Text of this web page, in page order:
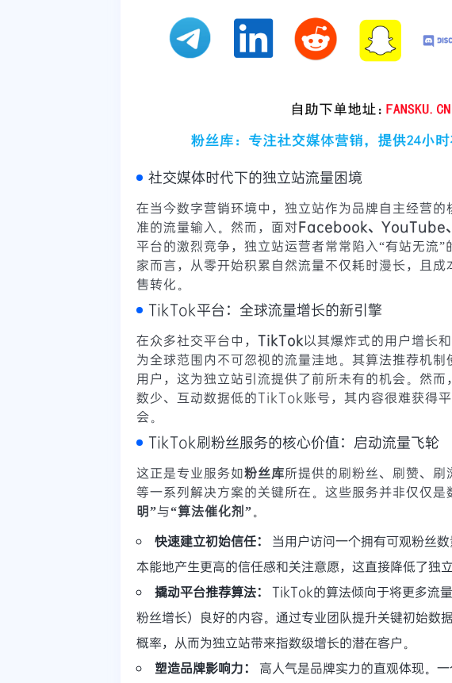
社交媒体时代下的独立站流量困境
在当今数字营销环境中，独立站作为品牌自主经营
准的流量输入。然而，面对Facebook、
平台的激烈竞争，独立站运营者常常陷入“有站无流
家而言，从零开始积累自然流量不仅耗时漫长，且
售转化。
TikTok平台：全球流量增长的新引擎
在众多社交平台中， TikTok以其爆炸式的用户增长
为全球范围内不可忽视的流量洼地。其算法推荐机
用户，这为独立站引流提供了前所未有的机会。然而，
数少、互动数据低的TikTok账号，其内容很难获得
会。
TikTok刷粉丝服务的核心价值：启动流量飞轮
这正是专业服务如粉丝库所提供的刷粉丝、刷赞、刷
等一系列解决方案的关键所在。这些服务并非仅仅是
明”与“算法催化剂”。
快速建立初始信任：
当用户访问一个拥有可观粉丝
本能地产生更高的信任感和关注意愿，这直接降低了独立
撬动平台推荐算法：
TikTok的算法倾向于将更多流
粉丝增长）良好的内容。通过专业团队提升关键初始数
概率，从而为独立站带来指数级增长的潜在客户。
塑造品牌影响力：
高人气是品牌实力的直观体现。